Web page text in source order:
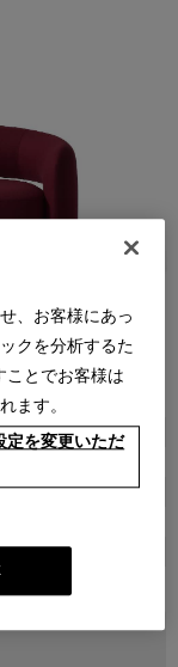
、お客様にあっ
クを分析するた
ことでお客様は
ます。
定を変更いただ